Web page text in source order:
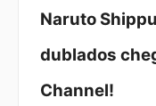
Naruto
dublados
Channel!